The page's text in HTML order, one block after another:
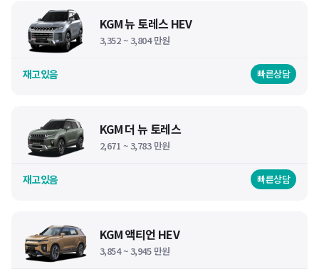
KGM 뉴 토레스 HEV
3,352 ~ 3,804 만원
재고있음 빠른상담
KGM 더 뉴 토레스
2,671 ~ 3,783 만원
재고있음 빠른상담
KGM 액티언 HEV
3,854 ~ 3,945 만원